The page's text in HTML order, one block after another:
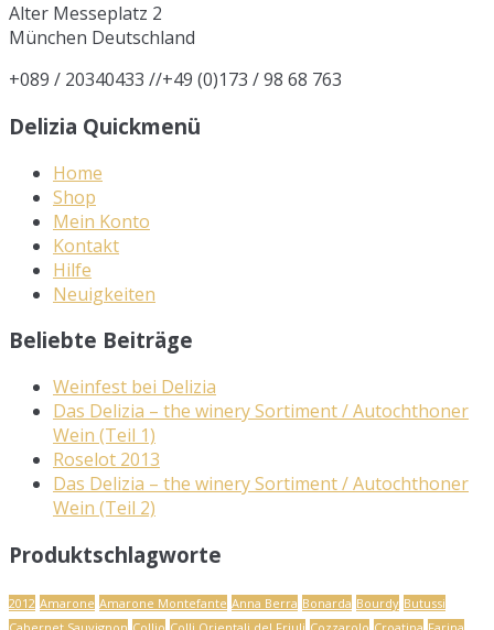
Alter Messeplatz 2
München Deutschland
+089 / 20340433 //+49 (0)173 / 98 68 763
Delizia Quickmenü
Home
Shop
Mein Konto
Kontakt
Hilfe
Neuigkeiten
Beliebte Beiträge
Weinfest bei Delizia
Das Delizia – the winery Sortiment / Autochthoner
Wein (Teil 1)
Roselot 2013
Das Delizia – the winery Sortiment / Autochthoner
Wein (Teil 2)
Produktschlagworte
2012 Amarone Amarone Montefante Anna Berra Bonarda Bourdy Butussi
Cabernet Sauvignon Collio Colli Orientali del Friuli Cozzarolo Croatina Farina